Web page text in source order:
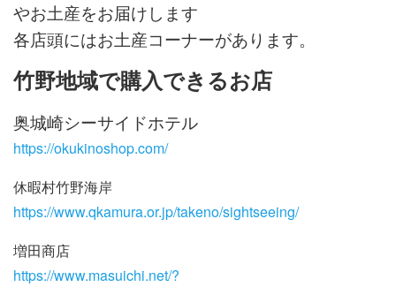
やお土産をお届けします
各店頭にはお土産コーナーがあります。
竹野地域で購入できるお店
奥城崎シーサイドホテル
https://okukinoshop.com/
休暇村竹野海岸
https://www.qkamura.or.jp/takeno/sightseeing/
増田商店
https://www.masuichi.net/?